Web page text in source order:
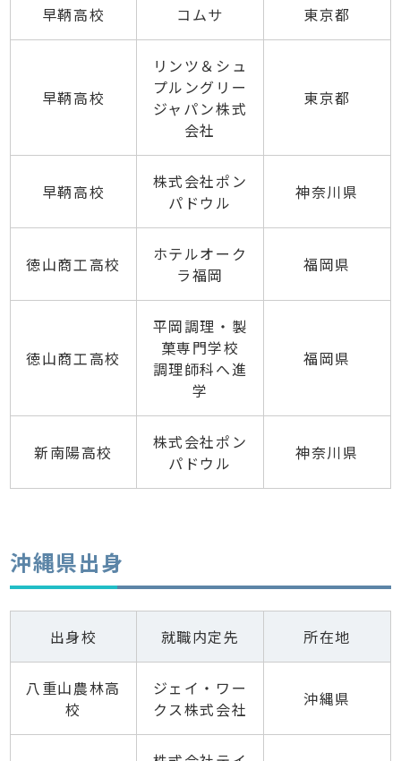
早鞆高校 コムサ 東京都
早鞆高校
リンツ＆シュ
プルングリー
ジャパン株式
会社
東京都
早鞆高校
株式会社ポン
パドウル
神奈川県
徳山商工高校
ホテルオーク
ラ福岡
福岡県
徳山商工高校
平岡調理・製
菓専門学校
調理師科へ進
学
福岡県
新南陽高校
株式会社ポン
パドウル
神奈川県
沖縄県出身
出身校 就職内定先 所在地
八重山農林高
校
ジェイ・ワー
クス株式会社
沖縄県